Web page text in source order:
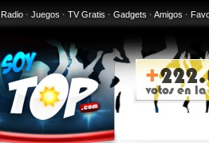
Radio · Juegos · TV Gratis · Gadgets · Amigos ·